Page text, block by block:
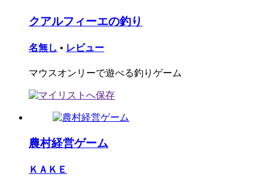
クアルフィーエの釣り
名無し • レビュー
マウスオンリーで遊べる釣りゲーム
農村経営ゲーム
ＫＡＫＥ